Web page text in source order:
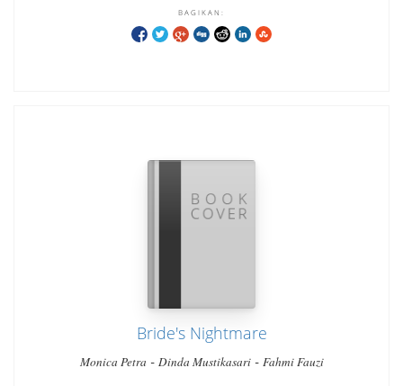
BAGIKAN:
Bride's Nightmare
Monica Petra - Dinda Mustikasari- Fahmi Fauzi